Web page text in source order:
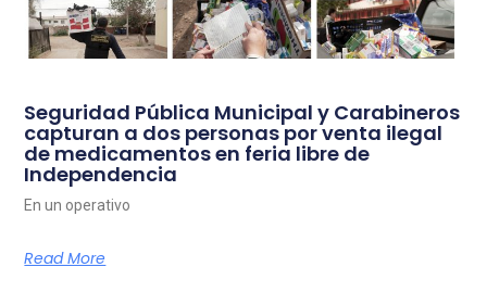
Seguridad Pública Municipal y Carabineros
capturan a dos personas por venta ilegal
de medicamentos en feria libre de
Independencia
En un operativo
Read More